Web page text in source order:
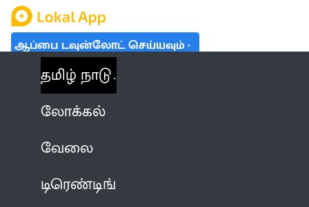
ஆப்பை டவுன்லோட் செய்யவும்
தமிழ் நாடு
லோக்கல்
வேலை
டிரெண்டிங்